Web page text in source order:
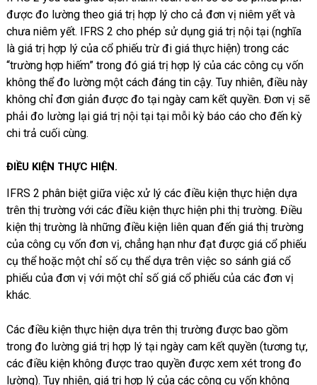
được đo lường theo giá trị hợp lý cho cả đơn vị niêm yết và
chưa niêm yết. IFRS 2 cho phép sử dụng giá trị nội tại (nghĩa
là giá trị hợp lý của cổ phiếu trừ đi giá thực hiện) trong các
“trường hợp hiếm” trong đó giá trị hợp lý của các công cụ vốn
không thể đo lường một cách đáng tin cậy. Tuy nhiên, điều này
không chỉ đơn giản được đo tại ngày cam kết quyền. Đơn vị sẽ
phải đo lường lại giá trị nội tại tại mỗi kỳ báo cáo cho đến kỳ
chi trả cuối cùng.
ĐIỀU KIỆN THỰC HIỆN.
IFRS 2 phân biệt giữa việc xử lý các điều kiện thực hiện dựa
trên thị trường với các điều kiện thực hiện phi thị trường. Điều
kiện thị trường là những điều kiện liên quan đến giá thị trường
của công cụ vốn đơn vị, chẳng hạn như đạt được giá cổ phiếu
cụ thể hoặc một chỉ số cụ thể dựa trên việc so sánh giá cổ
phiếu của đơn vị với một chỉ số giá cổ phiếu của các đơn vị
khác.
Các điều kiện thực hiện dựa trên thị trường được bao gồm
trong đo lường giá trị hợp lý tại ngày cam kết quyền (tương tự,
các điều kiện không được trao quyền được xem xét trong đo
lường). Tuy nhiên, giá trị hợp lý của các công cụ vốn không